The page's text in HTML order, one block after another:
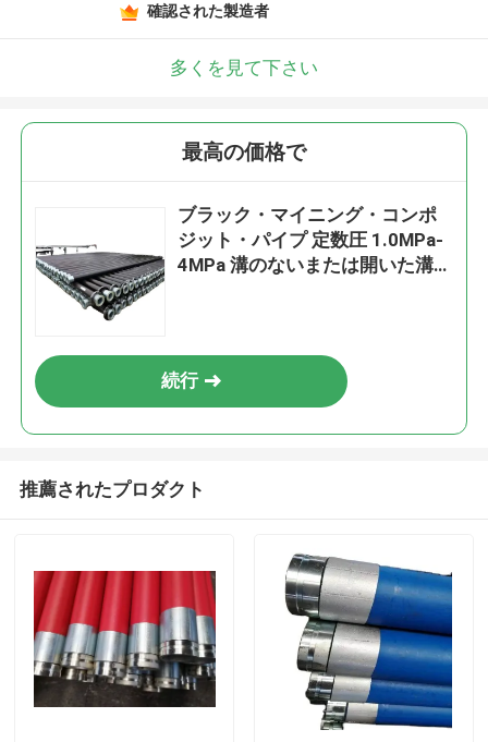
確認された製造者
多くを見て下さい
最高の価格で
ブラック・マイニング・コンポ
ジット・パイプ 定数圧 1.0MPa-
4MPa 溝のないまたは開いた溝の
続行
推薦されたプロダクト